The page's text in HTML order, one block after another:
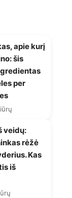
apie kurį
šis
per
veidų:
rėžė
Kas
iš